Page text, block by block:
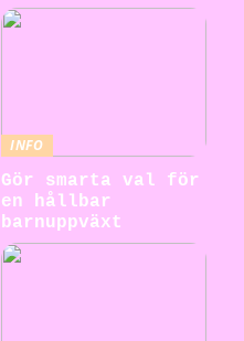
INFO
Gör smarta val för
en hållbar
barnuppväxt